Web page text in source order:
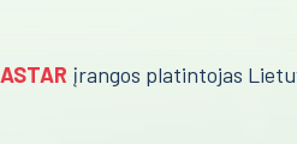
ASTAR įrangos platintojas